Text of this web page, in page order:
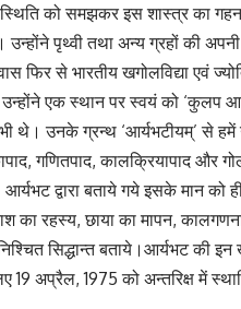
को समझकर इस शास्त्र का
पृथ्वी तथा अन्य ग्रहों की
से भारतीय खगोलविद्या एवं
एक स्थान पर स्वयं को ‘कुलप
थे। उनके ग्रन्थ ‘आर्यभटीयम्’ से हमें
गणितपाद, कालक्रियापाद और
द्वारा बताये गये इसके मान को
का रहस्य, छाया का मापन,
सिद्धान्त बताये।आर्यभट की
अप्रैल, 1975 को अन्तरिक्ष में